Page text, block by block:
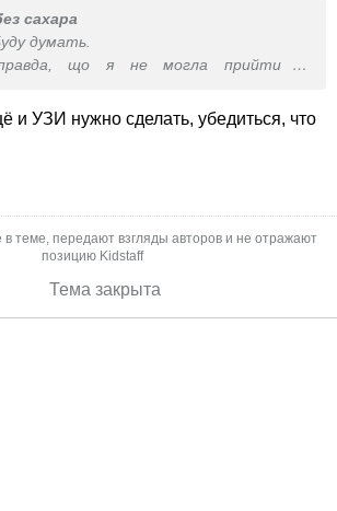
сахара
думать.
що я не могла прийти із
Що я обов‘язково мала от чекати 5+
затрики?
и УЗИ нужно сделать, убедиться, что
теме, передают взгляды авторов и не отражают
позицию Kidstaff
Тема закрыта